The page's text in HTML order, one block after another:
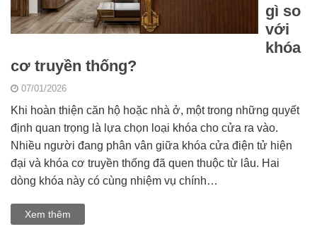
gì so
với
khóa
cơ truyền thống?
07/01/2026
Khi hoàn thiện căn hộ hoặc nhà ở, một trong những quyết
định quan trọng là lựa chọn loại khóa cho cửa ra vào.
Nhiều người đang phân vân giữa khóa cửa điện tử hiện
đại và khóa cơ truyền thống đã quen thuộc từ lâu. Hai
dòng khóa này có cùng nhiệm vụ chính…
Xem thêm